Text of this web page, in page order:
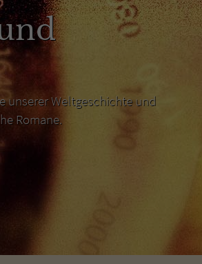
unserer Weltgeschichte und
Romane.